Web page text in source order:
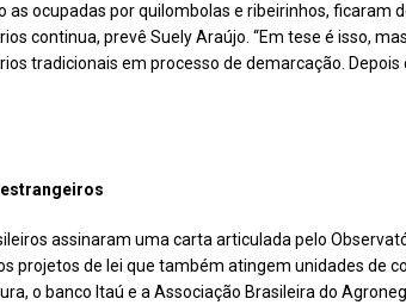
as ocupadas por quilombolas e ribeirinhos, ficaram
continua, prevê Suely Araújo. “Em tese é isso,
tradicionais em processo de demarcação.
assinaram uma carta articulada pelo
projetos de lei que também atingem unidades de
o banco Itaú e a Associação Brasileira do